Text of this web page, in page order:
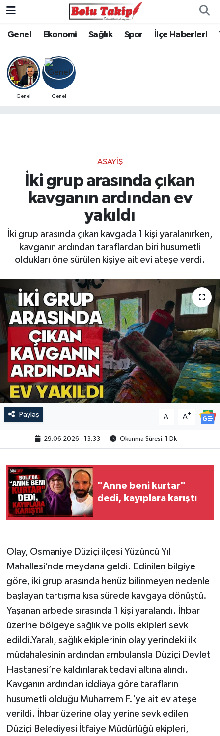
Genel Ekonomi Sağlık Spor İlçe Haberleri
Genel Genel
ASAYIŞ
İki grup arasında çıkan
kavganın ardından ev
yakıldı
İki grup arasında çıkan kavgada 1 kişi yaralanırken,
kavganın ardından taraflardan biri husumetli
oldukları öne sürülen kişiye ait evi ateşe verdi.
Paylaş A- A+
29.06.2026 - 13:33 Okunma Süresi: 1 Dk
"Anne beni kurtar"
dedi, kayıplara karıştı
Olay, Osmaniye Düziçi ilçesi Yüzüncü Yıl
Mahallesi’nde meydana geldi. Edinilen bilgiye
göre, iki grup arasında henüz bilinmeyen nedenle
başlayan tartışma kısa sürede kavgaya dönüştü.
Yaşanan arbede sırasında 1 kişi yaralandı. İhbar
üzerine bölgeye sağlık ve polis ekipleri sevk
edildi.Yaralı, sağlık ekiplerinin olay yerindeki ilk
müdahalesinin ardından ambulansla Düziçi Devlet
Hastanesi’ne kaldırılarak tedavi altına alındı.
Kavganın ardından iddiaya göre tarafların
husumetli olduğu Muharrem F.'ye ait ev ateşe
verildi. İhbar üzerine olay yerine sevk edilen
Düziçi Belediyesi İtfaiye Müdürlüğü ekipleri,